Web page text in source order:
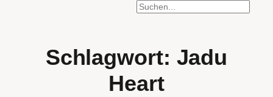
SUCHEN
Schlagwort: Jadu
Heart